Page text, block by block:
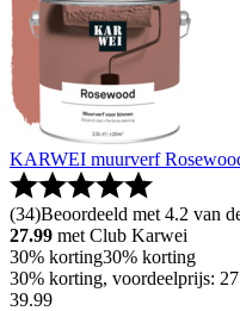
KARWEI muurverf
(34)Beoordeeld met 4.2 van
27.99 met Club Karwei
30% korting30% korting
30% korting, voordeelprijs:
39.99